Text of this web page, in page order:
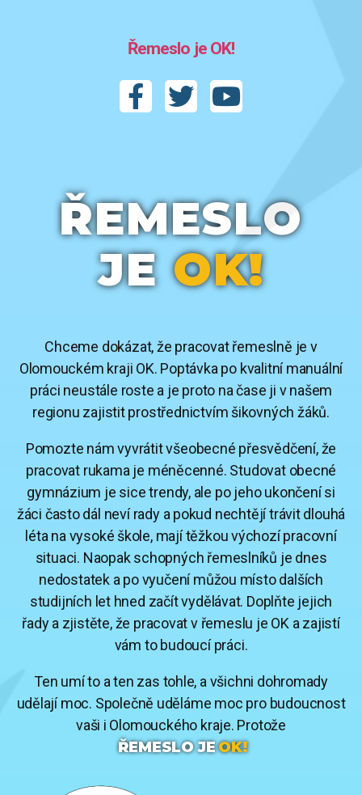
Řemeslo je OK!
ŘEMESLO
JEOK!
Chceme dokázat, že pracovat řemeslně je v
Olomouckém kraji OK. Poptávka po kvalitní manuální
práci neustále roste a je proto na čase ji v našem
regionu zajistit prostřednictvím šikovných žáků.
Pomozte nám vyvrátit všeobecné přesvědčení, že
pracovat rukama je méněcenné. Studovat obecné
gymnázium je sice trendy, ale po jeho ukončení si
žáci často dál neví rady a pokud nechtějí trávit dlouhá
léta na vysoké škole, mají těžkou výchozí pracovní
situaci. Naopak schopných řemeslníků je dnes
nedostatek a po vyučení můžou místo dalších
studijních let hned začít vydělávat. Doplňte jejich
řady a zjistěte, že pracovat v řemeslu je OK a zajistí
vám to budoucí práci.
Ten umí to a ten zas tohle, a všichni dohromady
udělají moc. Společně uděláme moc pro budoucnost
vaši i Olomouckého kraje. Protože
ŘEMESLO JEOK!